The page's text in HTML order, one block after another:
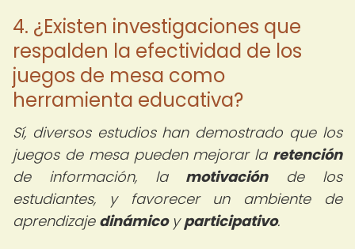
4. ¿Existen investigaciones que
respalden la efectividad de los
juegos de mesa como
herramienta educativa?
Sí, diversos estudios han demostrado que los
juegos de mesa pueden mejorar la retención
de información, la motivaciónde los
estudiantes, y favorecer un ambiente de
aprendizaje dinámicoyparticipativo.